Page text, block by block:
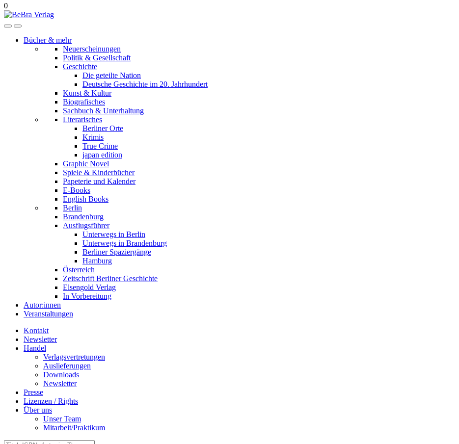
0
Bücher & mehr
Neuerscheinungen
Politik & Gesellschaft
Geschichte
Die geteilte Nation
Deutsche Geschichte im 20. Jahrhundert
Kunst & Kultur
Biografisches
Sachbuch & Unterhaltung
Literarisches
Berliner Orte
Krimis
True Crime
japan edition
Graphic Novel
Spiele & Kinderbücher
Papeterie und Kalender
E-Books
English Books
Berlin
Brandenburg
Ausflugsführer
Unterwegs in Berlin
Unterwegs in Brandenburg
Berliner Spaziergänge
Hamburg
Österreich
Zeitschrift Berliner Geschichte
Elsengold Verlag
In Vorbereitung
Autor:innen
Veranstaltungen
Kontakt
Newsletter
Handel
Verlagsvertretungen
Auslieferungen
Downloads
Newsletter
Presse
Lizenzen / Rights
Über uns
Unser Team
Mitarbeit/Praktikum